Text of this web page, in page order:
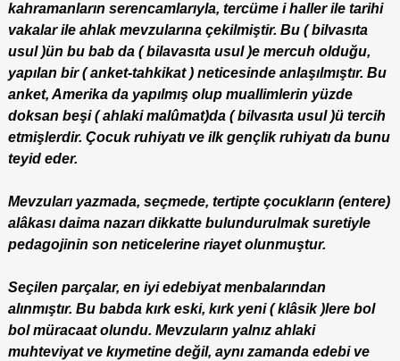
kahramanların serencamlarıyla, tercüme i haller ile tarihi
vakalar ile ahlak mevzularına çekilmiştir. Bu ( bilvasıta
usul )ün bu bab da ( bilavasıta usul )e mercuh olduğu,
yapılan bir ( anket-tahkikat ) neticesinde anlaşılmıştır. Bu
anket, Amerika da yapılmış olup muallimlerin yüzde
doksan beşi ( ahlaki malûmat)da ( bilvasıta usul )ü tercih
etmişlerdir. Çocuk ruhiyatı ve ilk gençlik ruhiyatı da bunu
teyid eder.
Mevzuları yazmada, seçmede, tertipte çocukların (entere)
alâkası daima nazarı dikkatte bulundurulmak suretiyle
pedagojinin son neticelerine riayet olunmuştur.
Seçilen parçalar, en iyi edebiyat menbalarından
alınmıştır. Bu babda kırk eski, kırk yeni ( klâsik )lere bol
bol müracaat olundu. Mevzuların yalnız ahlaki
muhteviyat ve kıymetine değil, aynı zamanda edebi ve